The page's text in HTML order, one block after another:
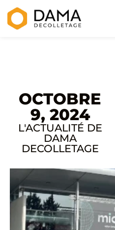
OCTOBRE
9, 2024
L'ACTUALITÉ DE
DAMA
DECOLLETAGE